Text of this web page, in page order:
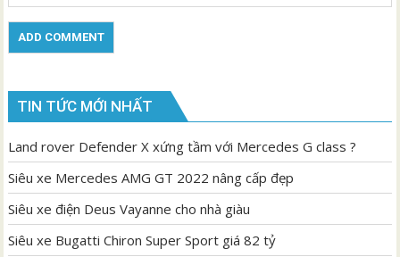
TIN TỨC MỚI NHẤT
Land rover Defender X xứng tầm với Mercedes G class ?
Siêu xe Mercedes AMG GT 2022 nâng cấp đẹp
Siêu xe điện Deus Vayanne cho nhà giàu
Siêu xe Bugatti Chiron Super Sport giá 82 tỷ